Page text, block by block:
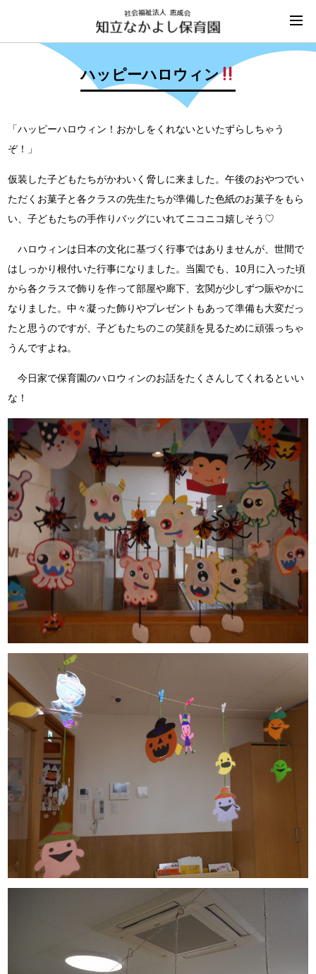
ハッピーハロウィン
「ハッピーハロウィン！おかしをくれないといたずらしちゃう
ぞ！」
仮装した子どもたちがかわいく脅しに来ました。午後のおやつでい
ただくお菓子と各クラスの先生たちが準備した色紙のお菓子をもら
い、子どもたちの手作りバッグにいれてニコニコ嬉しそう♡
ハロウィンは日本の文化に基づく行事ではありませんが、世間で
はしっかり根付いた行事になりました。当園でも、10月に入った頃
から各クラスで飾りを作って部屋や廊下、玄関が少しずつ賑やかに
なりました。中々凝った飾りやプレゼントもあって準備も大変だっ
たと思うのですが、子どもたちのこの笑顔を見るために頑張っちゃ
うんですよね。
今日家で保育園のハロウィンのお話をたくさんしてくれるといい
な！